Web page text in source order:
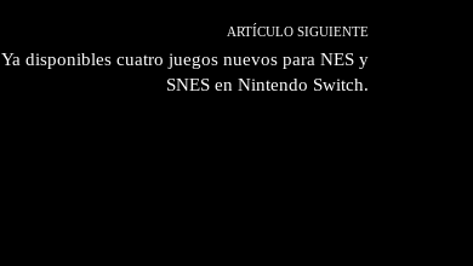
ARTÍCULO SIGUIENTE
Ya disponibles cuatro juegos nuevos para NES y
SNES en Nintendo Switch.